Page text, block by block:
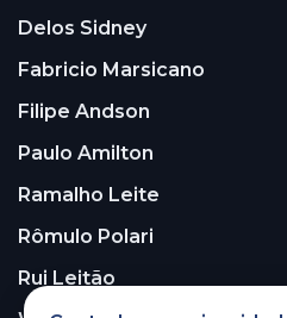
Delos Sidney
Fabricio Marsicano
Filipe Andson
Paulo Amilton
Ramalho Leite
Rômulo Polari
Rui Leitão